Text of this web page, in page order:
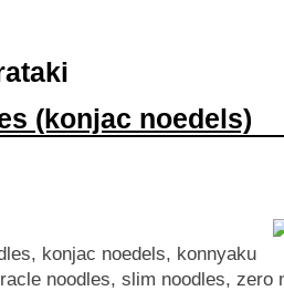
(konjac noedels)
konjac noedels, konnyaku
noodles, slim noodles, zero